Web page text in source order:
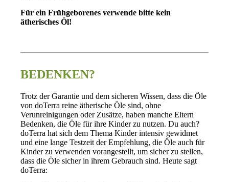
Für ein Frühgeborenes verwende bitte kein
ätherisches Öl!
BEDENKEN?
Trotz der Garantie und dem sicheren Wissen, dass die Öle
von doTerra reine ätherische Öle sind, ohne
Verunreinigungen oder Zusätze, haben manche Eltern
Bedenken, die Öle für ihre Kinder zu nutzen. Du auch?
doTerra hat sich dem Thema Kinder intensiv gewidmet
und eine lange Testzeit der Empfehlung, die Öle auch für
Kinder zu verwenden vorangestellt, um sicher zu stellen,
dass die Öle sicher in ihrem Gebrauch sind. Heute sagt
doTerra: